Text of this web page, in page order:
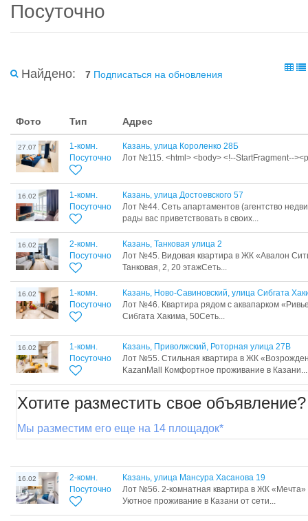
Посуточно
Найдено: 7 Подписаться на обновления
Фото Тип Адрес
27.07
1-комн.
Посуточно
Казань, улица Короленко 28Б
Лот №115. <html> <body> <!--StartFragment--
16.02
1-комн.
Посуточно
Казань, улица Достоевского 57
Лот №44. Сеть апартаментов (агентство
рады вас приветствовать в своих...
16.02
2-комн.
Посуточно
Казань, Танковая улица 2
Лот №45. Видовая квартира в ЖК «Авалон
Танковая, 2, 20 этажСеть...
16.02
1-комн.
Посуточно
Казань, Ново-Савиновский, улица Сибгата
Лот №46. Квартира рядом с аквапарком
Сибгата Хакима, 50Сеть...
16.02
1-комн.
Посуточно
Казань, Приволжский, Роторная улица 27В
Лот №55. Стильная квартира в ЖК
KazanMall Комфортное проживание в Казани...
Хотите разместить свое объявление?
Мы разместим его еще на 14 площадок*
16.02
2-комн.
Посуточно
Казань, улица Мансура Хасанова 19
Лот №56. 2-комнатная квартира в ЖК
Уютное проживание в Казани от сети...